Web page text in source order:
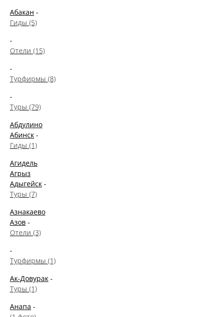
Абакан -
Гиды (5)
-
Отели (15)
-
Турфирмы (8)
-
Туры (79)
Абдулино
Абинск -
Гиды (1)
Агидель
Агрыз
Адыгейск -
Туры (7)
Азнакаево
Азов -
Отели (3)
-
Турфирмы (1)
Ак-Довурак -
Туры (1)
Анапа -